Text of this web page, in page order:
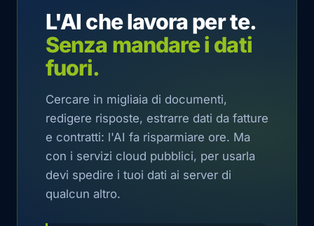
L'AI che lavora per te.
Senza mandare i dati
fuori.
Cercare in migliaia di documenti,
redigere risposte, estrarre dati da fatture
e contratti: l'AI fa risparmiare ore. Ma
con i servizi cloud pubblici, per usarla
devi spedire i tuoi dati ai server di
qualcun altro.